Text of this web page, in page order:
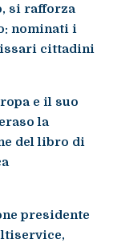
si rafforza
nominati i
cittadini
e il suo
la
del libro di
presidente